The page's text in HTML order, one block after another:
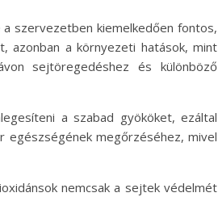
szervezetben kiemelkedően fontos,
azonban a környezeti hatások, mint
sejtöregedéshez és különböző
a szabad gyököket, ezáltal
egészségének megőrzéséhez, mivel
nemcsak a sejtek védelmét